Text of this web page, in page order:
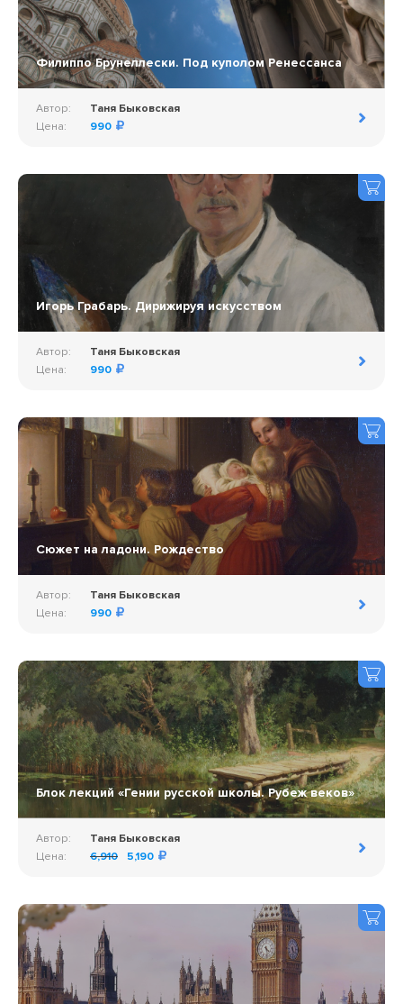
Филиппо Брунеллески. Под куполом Ренессанса
Автор:
Таня Быковская
Цена:
990
Игорь Грабарь. Дирижируя искусством
Автор:
Таня Быковская
Цена:
990
Сюжет на ладони. Рождество
Автор:
Таня Быковская
Цена:
990
Блок лекций «Гении русской школы. Рубеж веков»
Автор:
Таня Быковская
Цена:
6,910 5,190